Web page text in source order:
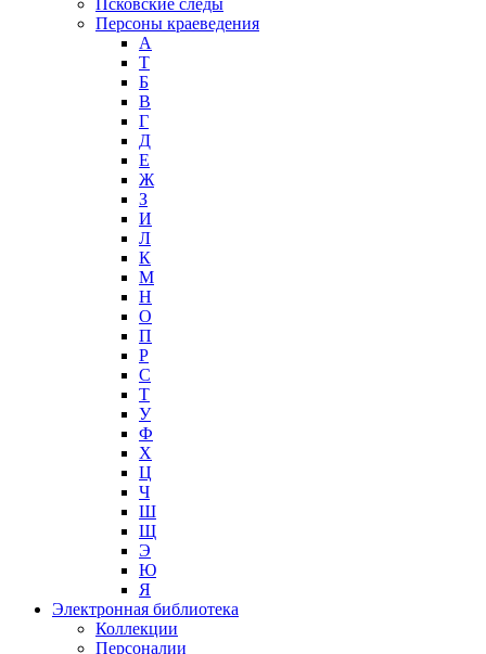
Псковские следы
Персоны краеведения
А
T
Б
В
Г
Д
Е
Ж
З
И
Л
К
М
Н
О
П
Р
С
Т
У
Ф
Х
Ц
Ч
Ш
Щ
Э
Ю
Я
Электронная библиотека
Коллекции
Персоналии